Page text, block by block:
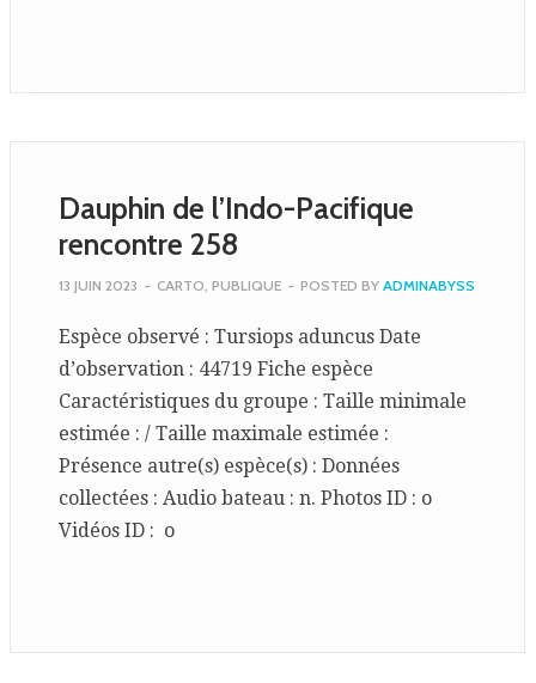
Dauphin de l’Indo-Pacifique
rencontre 258
13 JUIN 2023 - CARTO, PUBLIQUE - POSTED BY ADMINABYSS
Espèce observé : Tursiops aduncus Date
d’observation : 44719 Fiche espèce
Caractéristiques du groupe : Taille minimale
estimée : / Taille maximale estimée :
Présence autre(s) espèce(s) : Données
collectées : Audio bateau : n. Photos ID : o
Vidéos ID : o